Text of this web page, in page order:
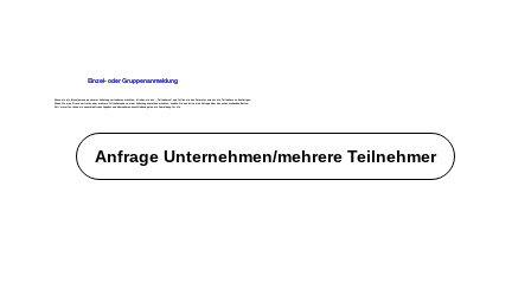
Einzel- oder Gruppenanmeldung
Anfrage Unternehmen/mehrere Teilnehmer